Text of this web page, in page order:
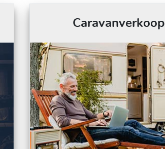
Caravanverkoop